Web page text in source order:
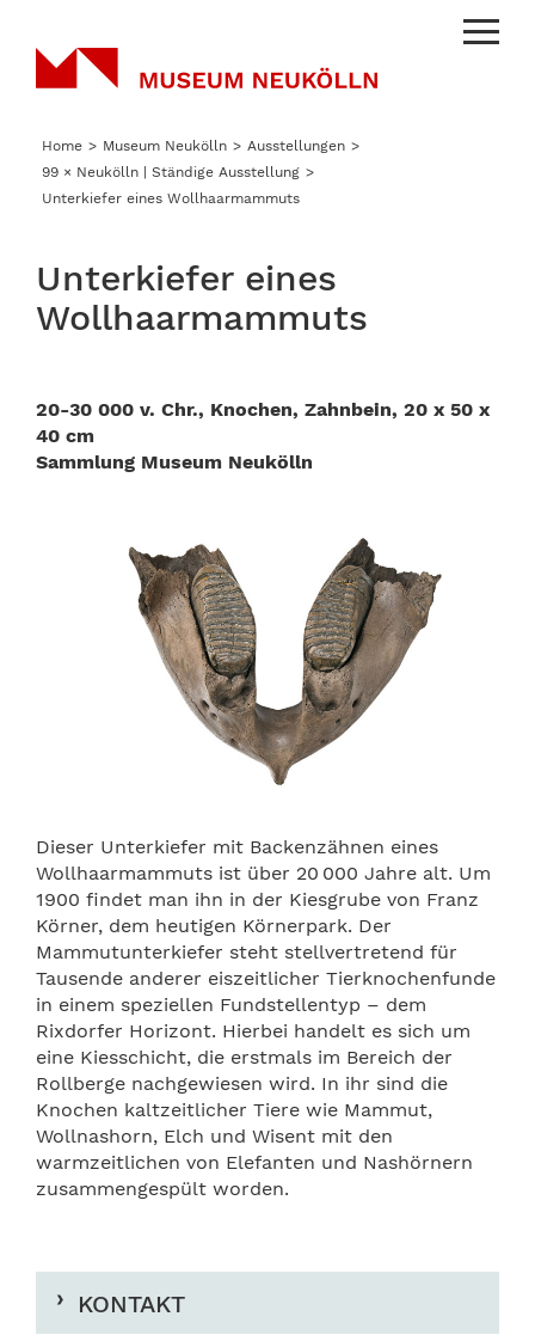
Menu
Home Museum Neukölln
Ausstellungen
99 × Neukölln | Ständige Ausstellung
Unterkiefer eines Wollhaarmammuts
Unterkiefer eines
Wollhaarmammuts
20-30 000 v. Chr., Knochen, Zahnbein, 20 x 50 x
40 cm
Sammlung Museum Neukölln
Dieser Unterkiefer mit Backenzähnen eines
Wollhaarmammuts ist über 20 000 Jahre alt. Um
1900 findet man ihn in der Kiesgrube von Franz
Körner, dem heutigen Körnerpark. Der
Mammutunterkiefer steht stellvertretend für
Tausende anderer eiszeitlicher Tierknochenfunde
in einem speziellen Fundstellentyp – dem
Rixdorfer Horizont. Hierbei handelt es sich um
eine Kiesschicht, die erstmals im Bereich der
Roll­berge nachgewiesen wird. In ihr sind die
Knochen kaltzeitlicher Tiere wie Mammut,
Wollnashorn, Elch und Wisent mit den
warmzeitlichen von Elefanten und Nashörnern
zusammengespült worden.
KONTAKT